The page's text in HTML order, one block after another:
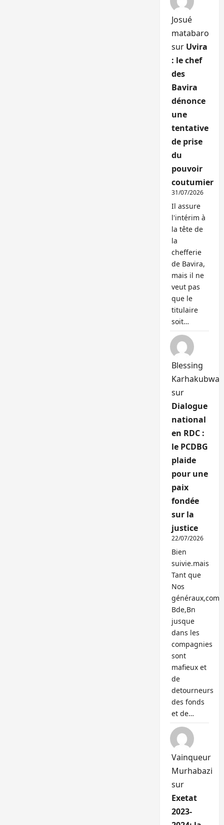
Josué
matabaro
sur Uvira
: le chef
des
Bavira
dénonce
une
tentative
de prise
du
pouvoir
coutumier
31/07/2026
Il assure
l'intérim à
la tête de
la
chefferie
de Bavira,
mais il ne
veut pas
que le
titulaire
soit…
Blessing
Karhakubwa
sur
Dialogue
national
en RDC :
le PCDBG
plaide
pour une
paix
fondée
sur la
justice
22/07/2026
Bien
suivie.mais
Tant que
Nos
généraux,com
Bde,Bn
jusque
dans les
compagnies
sont
mafieux et
de
detourneurs
des fonds
et de…
Vainqueur
Murhabazi
sur
Exetat
2023-